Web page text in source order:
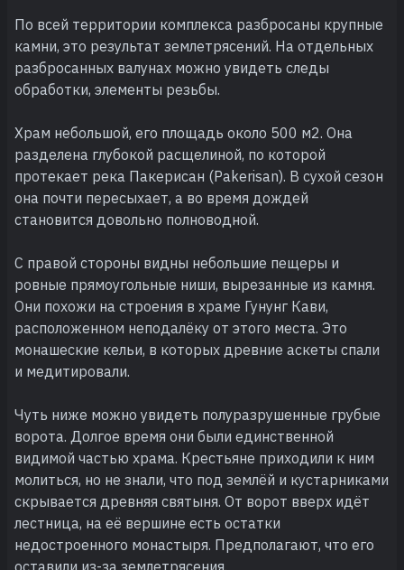
По всей территории комплекса разбросаны крупные
камни, это результат землетрясений. На отдельных
разбросанных валунах можно увидеть следы
обработки, элементы резьбы.
Храм небольшой, его площадь около 500 м2. Она
разделена глубокой расщелиной, по которой
протекает река Пакерисан (Pakerisan). В сухой сезон
она почти пересыхает, а во время дождей
становится довольно полноводной.
С правой стороны видны небольшие пещеры и
ровные прямоугольные ниши, вырезанные из камня.
Они похожи на строения в храме Гунунг Кави,
расположенном неподалёку от этого места. Это
монашеские кельи, в которых древние аскеты спали
и медитировали.
Чуть ниже можно увидеть полуразрушенные грубые
ворота. Долгое время они были единственной
видимой частью храма. Крестьяне приходили к ним
молиться, но не знали, что под землёй и кустарниками
скрывается древняя святыня. От ворот вверх идёт
лестница, на её вершине есть остатки
недостроенного монастыря. Предполагают, что его
оставили из-за землетрясения.